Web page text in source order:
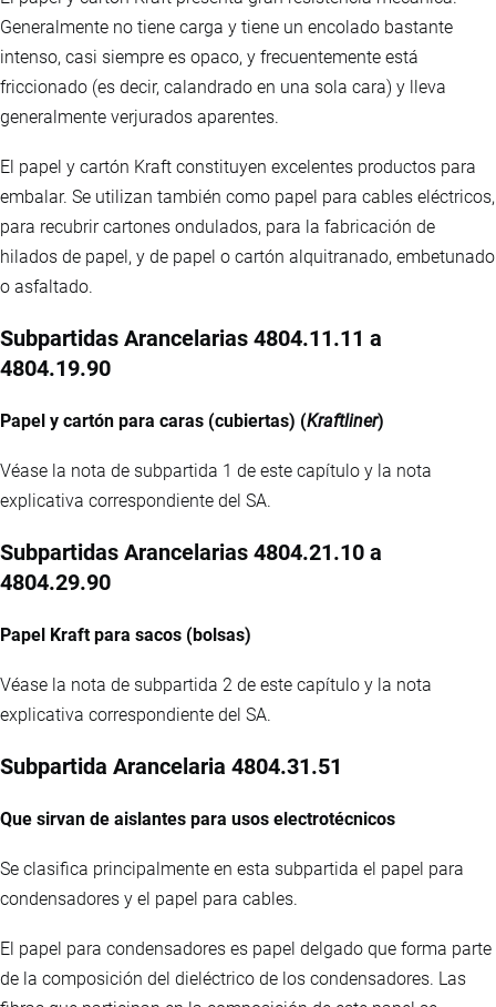
Generalmente no tiene carga y tiene un encolado bastante
intenso, casi siempre es opaco, y frecuentemente está
friccionado (es decir, calandrado en una sola cara) y lleva
generalmente verjurados aparentes.
El papel y cartón Kraft constituyen excelentes productos para
embalar. Se utilizan también como papel para cables eléctricos,
para recubrir cartones ondulados, para la fabricación de
hilados de papel, y de papel o cartón alquitranado, embetunado
o asfaltado.
Subpartidas Arancelarias 4804.11.11 a
4804.19.90
Papel y cartón para caras (cubiertas) (Kraftliner)
Véase la nota de subpartida 1 de este capítulo y la nota
explicativa correspondiente del SA.
Subpartidas Arancelarias 4804.21.10 a
4804.29.90
Papel Kraft para sacos (bolsas)
Véase la nota de subpartida 2 de este capítulo y la nota
explicativa correspondiente del SA.
Subpartida Arancelaria 4804.31.51
Que sirvan de aislantes para usos electrotécnicos
Se clasifica principalmente en esta subpartida el papel para
condensadores y el papel para cables.
El papel para condensadores es papel delgado que forma parte
de la composición del dieléctrico de los condensadores. Las